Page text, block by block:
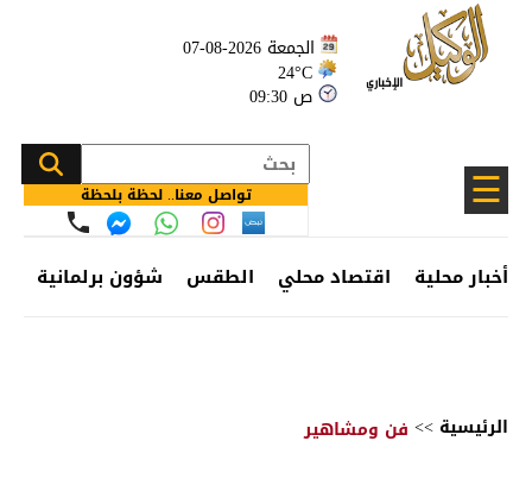
الجمعة 2026-08-07
24°C
09:30 ص
☰ تواصل معنا.. لحظة بلحظة
أخبار محلية اقتصاد محلي الطقس شؤون برلمانية
الرئيسية >> فن ومشاهير